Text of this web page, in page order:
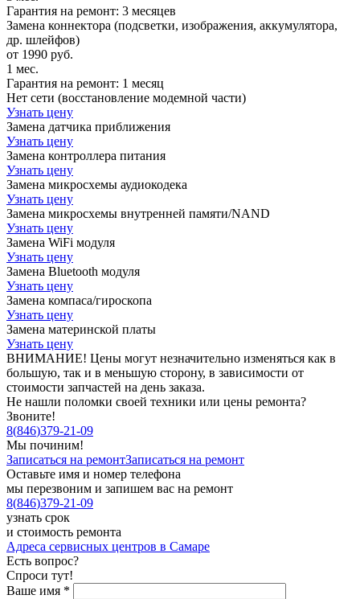
Гарантия на ремонт: 3 месяцев
Замена коннектора (подсветки, изображения, аккумулятора,
др. шлейфов)
от 1990 руб.
1 мес.
Гарантия на ремонт: 1 месяц
Нет сети (восстановление модемной части)
Узнать цену
Замена датчика приближения
Узнать цену
Замена контроллера питания
Узнать цену
Замена микросхемы аудиокодека
Узнать цену
Замена микросхемы внутренней памяти/NAND
Узнать цену
Замена WiFi модуля
Узнать цену
Замена Bluetooth модуля
Узнать цену
Замена компаса/гироскопа
Узнать цену
Замена материнской платы
Узнать цену
ВНИМАНИЕ! Цены могут незначительно изменяться как в
большую, так и в меньшую сторону, в зависимости от
стоимости запчастей на день заказа.
Не нашли поломки своей техники или цены ремонта?
Звоните!
8(846)379-21-09
Мы починим!
Записаться на ремонтЗаписаться на ремонт
Оставьте имя и номер телефона
мы перезвоним и запишем вас на ремонт
8(846)379-21-09
узнать срок
и стоимость ремонта
Адреса сервисных центров в Самаре
Есть вопрос?
Спроси тут!
Ваше имя *